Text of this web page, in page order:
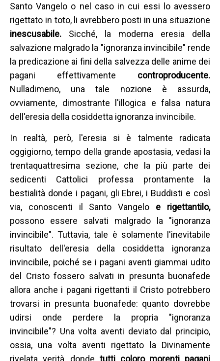
Santo Vangelo o nel caso in cui essi lo avessero
rigettato in toto, li avrebbero posti in una situazione
inescusabile. Sicché, la moderna eresia della
salvazione malgrado la "ignoranza invincibile" rende
la predicazione ai fini della salvezza delle anime dei
pagani effettivamente controproducente.
Nulladimeno, una tale nozione è assurda,
ovviamente, dimostrante l'illogica e falsa natura
dell'eresia della cosiddetta ignoranza invincibile.
In realtà, però, l'eresia si è talmente radicata
oggigiorno, tempo della grande apostasia, vedasi la
trentaquattresima sezione, che la più parte dei
sedicenti Cattolici professa prontamente la
bestialità donde i pagani, gli Ebrei, i Buddisti e così
via, conoscenti il Santo Vangelo e rigettantilo,
possono essere salvati malgrado la "ignoranza
invincibile". Tuttavia, tale è solamente l'inevitabile
risultato dell'eresia della cosiddetta ignoranza
invincibile, poiché se i pagani aventi giammai udito
del Cristo fossero salvati in presunta buonafede
allora anche i pagani rigettanti il Cristo potrebbero
trovarsi in presunta buonafede: quanto dovrebbe
udirsi onde perdere la propria "ignoranza
invincibile"? Una volta aventi deviato dal principio,
ossia, una volta aventi rigettato la Divinamente
rivelata verità, donde tutti coloro morenti pagani